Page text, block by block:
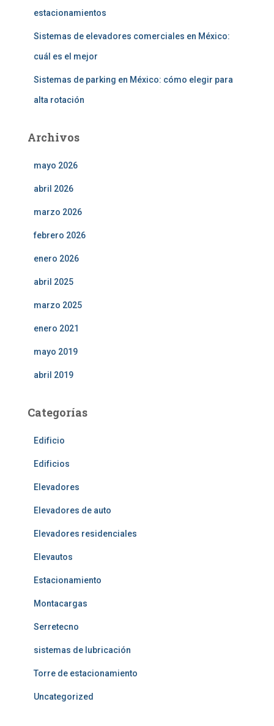
estacionamientos
Sistemas de elevadores comerciales en México:
cuál es el mejor
Sistemas de parking en México: cómo elegir para
alta rotación
Archivos
mayo 2026
abril 2026
marzo 2026
febrero 2026
enero 2026
abril 2025
marzo 2025
enero 2021
mayo 2019
abril 2019
Categorías
Edificio
Edificios
Elevadores
Elevadores de auto
Elevadores residenciales
Elevautos
Estacionamiento
Montacargas
Serretecno
sistemas de lubricación
Torre de estacionamiento
Uncategorized